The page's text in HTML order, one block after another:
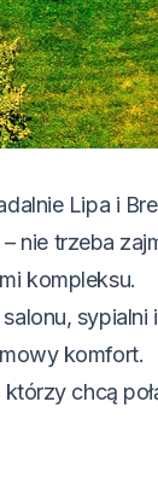
Lipa i
nie trzeba
kompleksu.
sypialni i
komfort.
chcą